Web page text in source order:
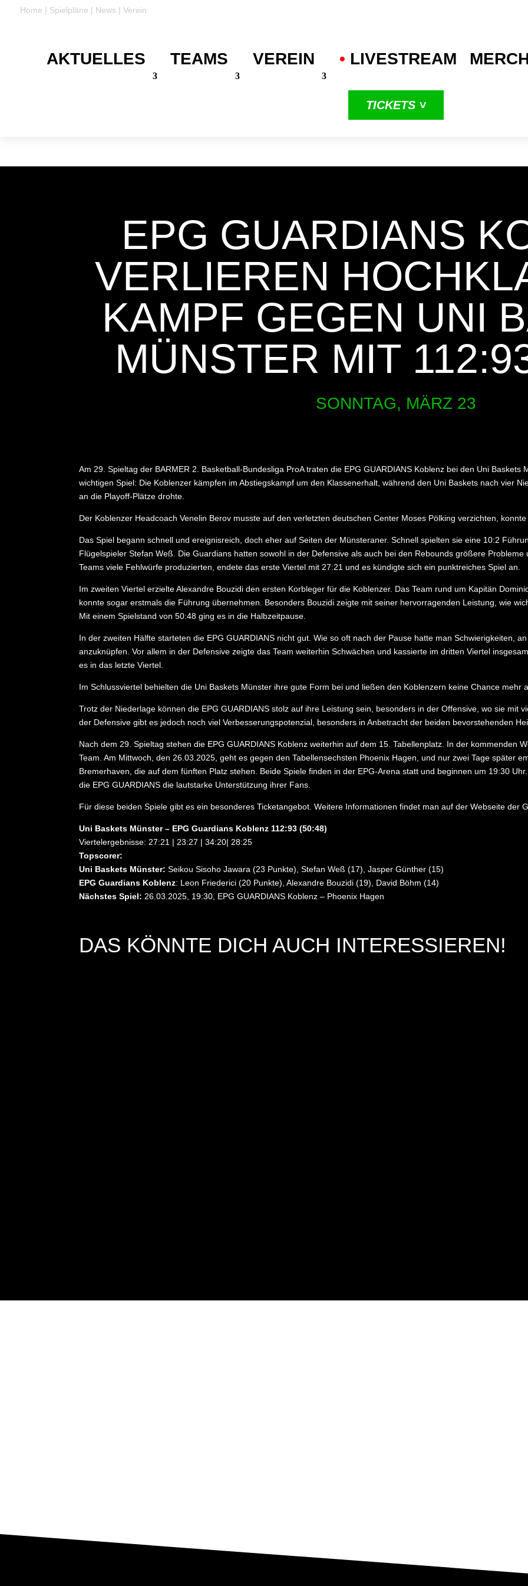
Home | Spielpläne | News | Verein
AKTUELLES TEAMS VEREIN • LIVESTREAM
TICKETS ˅
EPG GUARDIANS
VERLIEREN
KAMPF GEGEN UNI
MÜNSTER MIT
SONNTAG, MÄRZ 23
Am 29. Spieltag der BARMER 2. Basketball-Bundesliga ProA traten die EPG GUARDIANS Koblenz bei den Uni Baskets
wichtigen Spiel: Die Koblenzer kämpfen im Abstiegskampf um den Klassenerhalt, während den Uni Baskets nach vier
an die Playoff-Plätze drohte.
Der Koblenzer Headcoach Venelin Berov musste auf den verletzten deutschen Center Moses Pölking verzichten,
Das Spiel begann schnell und ereignisreich, doch eher auf Seiten der Münsteraner. Schnell spielten sie eine 10:2
Flügelspieler Stefan Weß. Die Guardians hatten sowohl in der Defensive als auch bei den Rebounds größere
Teams viele Fehlwürfe produzierten, endete das erste Viertel mit 27:21 und es kündigte sich ein punktreiches Spiel an.
Im zweiten Viertel erzielte Alexandre Bouzidi den ersten Korbleger für die Koblenzer. Das Team rund um Kapitän
konnte sogar erstmals die Führung übernehmen. Besonders Bouzidi zeigte mit seiner hervorragenden Leistung, wie
Mit einem Spielstand von 50:48 ging es in die Halbzeitpause.
In der zweiten Hälfte starteten die EPG GUARDIANS nicht gut. Wie so oft nach der Pause hatte man Schwierigkeiten,
anzuknüpfen. Vor allem in der Defensive zeigte das Team weiterhin Schwächen und kassierte im dritten Viertel
es in das letzte Viertel.
Im Schlussviertel behielten die Uni Baskets Münster ihre gute Form bei und ließen den Koblenzern keine Chance mehr
Trotz der Niederlage können die EPG GUARDIANS stolz auf ihre Leistung sein, besonders in der Offensive, wo sie mit
der Defensive gibt es jedoch noch viel Verbesserungspotenzial, besonders in Anbetracht der beiden bevorstehenden
Nach dem 29. Spieltag stehen die EPG GUARDIANS Koblenz weiterhin auf dem 15. Tabellenplatz. In der kommenden
Team. Am Mittwoch, den 26.03.2025, geht es gegen den Tabellensechsten Phoenix Hagen, und nur zwei Tage später
Bremerhaven, die auf dem fünften Platz stehen. Beide Spiele finden in der EPG-Arena statt und beginnen um 19:30
die EPG GUARDIANS die lautstarke Unterstützung ihrer Fans.
Für diese beiden Spiele gibt es ein besonderes Ticketangebot. Weitere Informationen findet man auf der Webseite der
Uni Baskets Münster – EPG Guardians Koblenz 112:93 (50:48)
Viertelergebnisse: 27:21 | 23:27 | 34:20| 28:25
Topscorer:
Uni Baskets Münster: Seikou Sisoho Jawara (23 Punkte), Stefan Weß (17), Jasper Günther (15)
EPG Guardians Koblenz: Leon Friederici (20 Punkte), Alexandre Bouzidi (19), David Böhm (14)
Nächstes Spiel: 26.03.2025, 19:30, EPG GUARDIANS Koblenz – Phoenix Hagen
DAS KÖNNTE DICH AUCH INTERESSIEREN!